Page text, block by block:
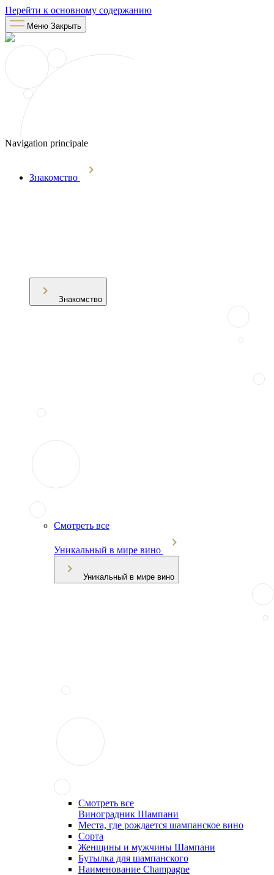
Перейти к основному содержанию
Меню Закрыть
Navigation principale
Знакомство
Знакомство
Смотреть все
Уникальный в мире вино
Уникальный в мире вино
Смотреть все
Виноградник Шампани
Места, где рождается шампанское вино
Сорта
Женщины и мужчины Шампани
Бутылка для шампанского
Наименование Champagne